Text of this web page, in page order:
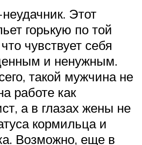
Этот
горькую по той
чувствует себя
и ненужным.
такой мужчина не
работе как
а в глазах жены не
кормильца и
Возможно, еще в